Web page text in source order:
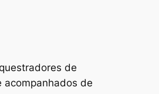
de
acompanhados de